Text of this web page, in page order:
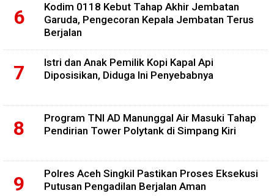
Kodim 0118 Kebut Tahap Akhir Jembatan
Garuda, Pengecoran Kepala Jembatan Terus
Berjalan
Istri dan Anak Pemilik Kopi Kapal Api
Diposisikan, Diduga Ini Penyebabnya
Program TNI AD Manunggal Air Masuki Tahap
Pendirian Tower Polytank di Simpang Kiri
Polres Aceh Singkil Pastikan Proses Eksekusi
Putusan Pengadilan Berjalan Aman